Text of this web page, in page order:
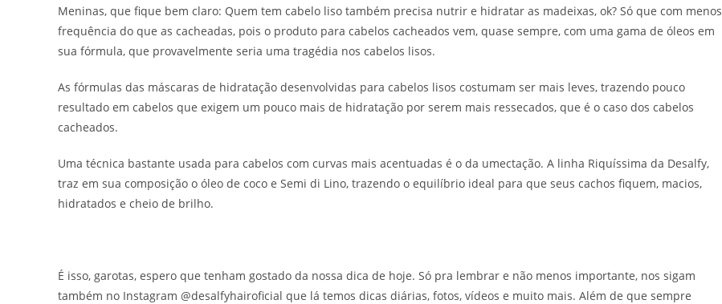
Meninas, que fique bem claro: Quem tem cabelo liso também precisa nutrir e hidratar as madeixas, ok? Só que com menos
frequência do que as cacheadas, pois o produto para cabelos cacheados vem, quase sempre, com uma gama de óleos em
sua fórmula, que provavelmente seria uma tragédia nos cabelos lisos.
As fórmulas das máscaras de hidratação desenvolvidas para cabelos lisos costumam ser mais leves, trazendo pouco
resultado em cabelos que exigem um pouco mais de hidratação por serem mais ressecados, que é o caso dos cabelos
cacheados.
Uma técnica bastante usada para cabelos com curvas mais acentuadas é o da umectação. A linha Riquíssima da Desalfy,
traz em sua composição o óleo de coco e Semi di Lino, trazendo o equilíbrio ideal para que seus cachos fiquem, macios,
hidratados e cheio de brilho.
É isso, garotas, espero que tenham gostado da nossa dica de hoje. Só pra lembrar e não menos importante, nos sigam
também no Instagram @desalfyhairoficial que lá temos dicas diárias, fotos, vídeos e muito mais. Além de que sempre